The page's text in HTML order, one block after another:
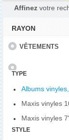
Affinez votre
RAYON
VÊTEMENTS
TYPE
Albums
Maxis vinyles
Maxis vinyles
STYLE